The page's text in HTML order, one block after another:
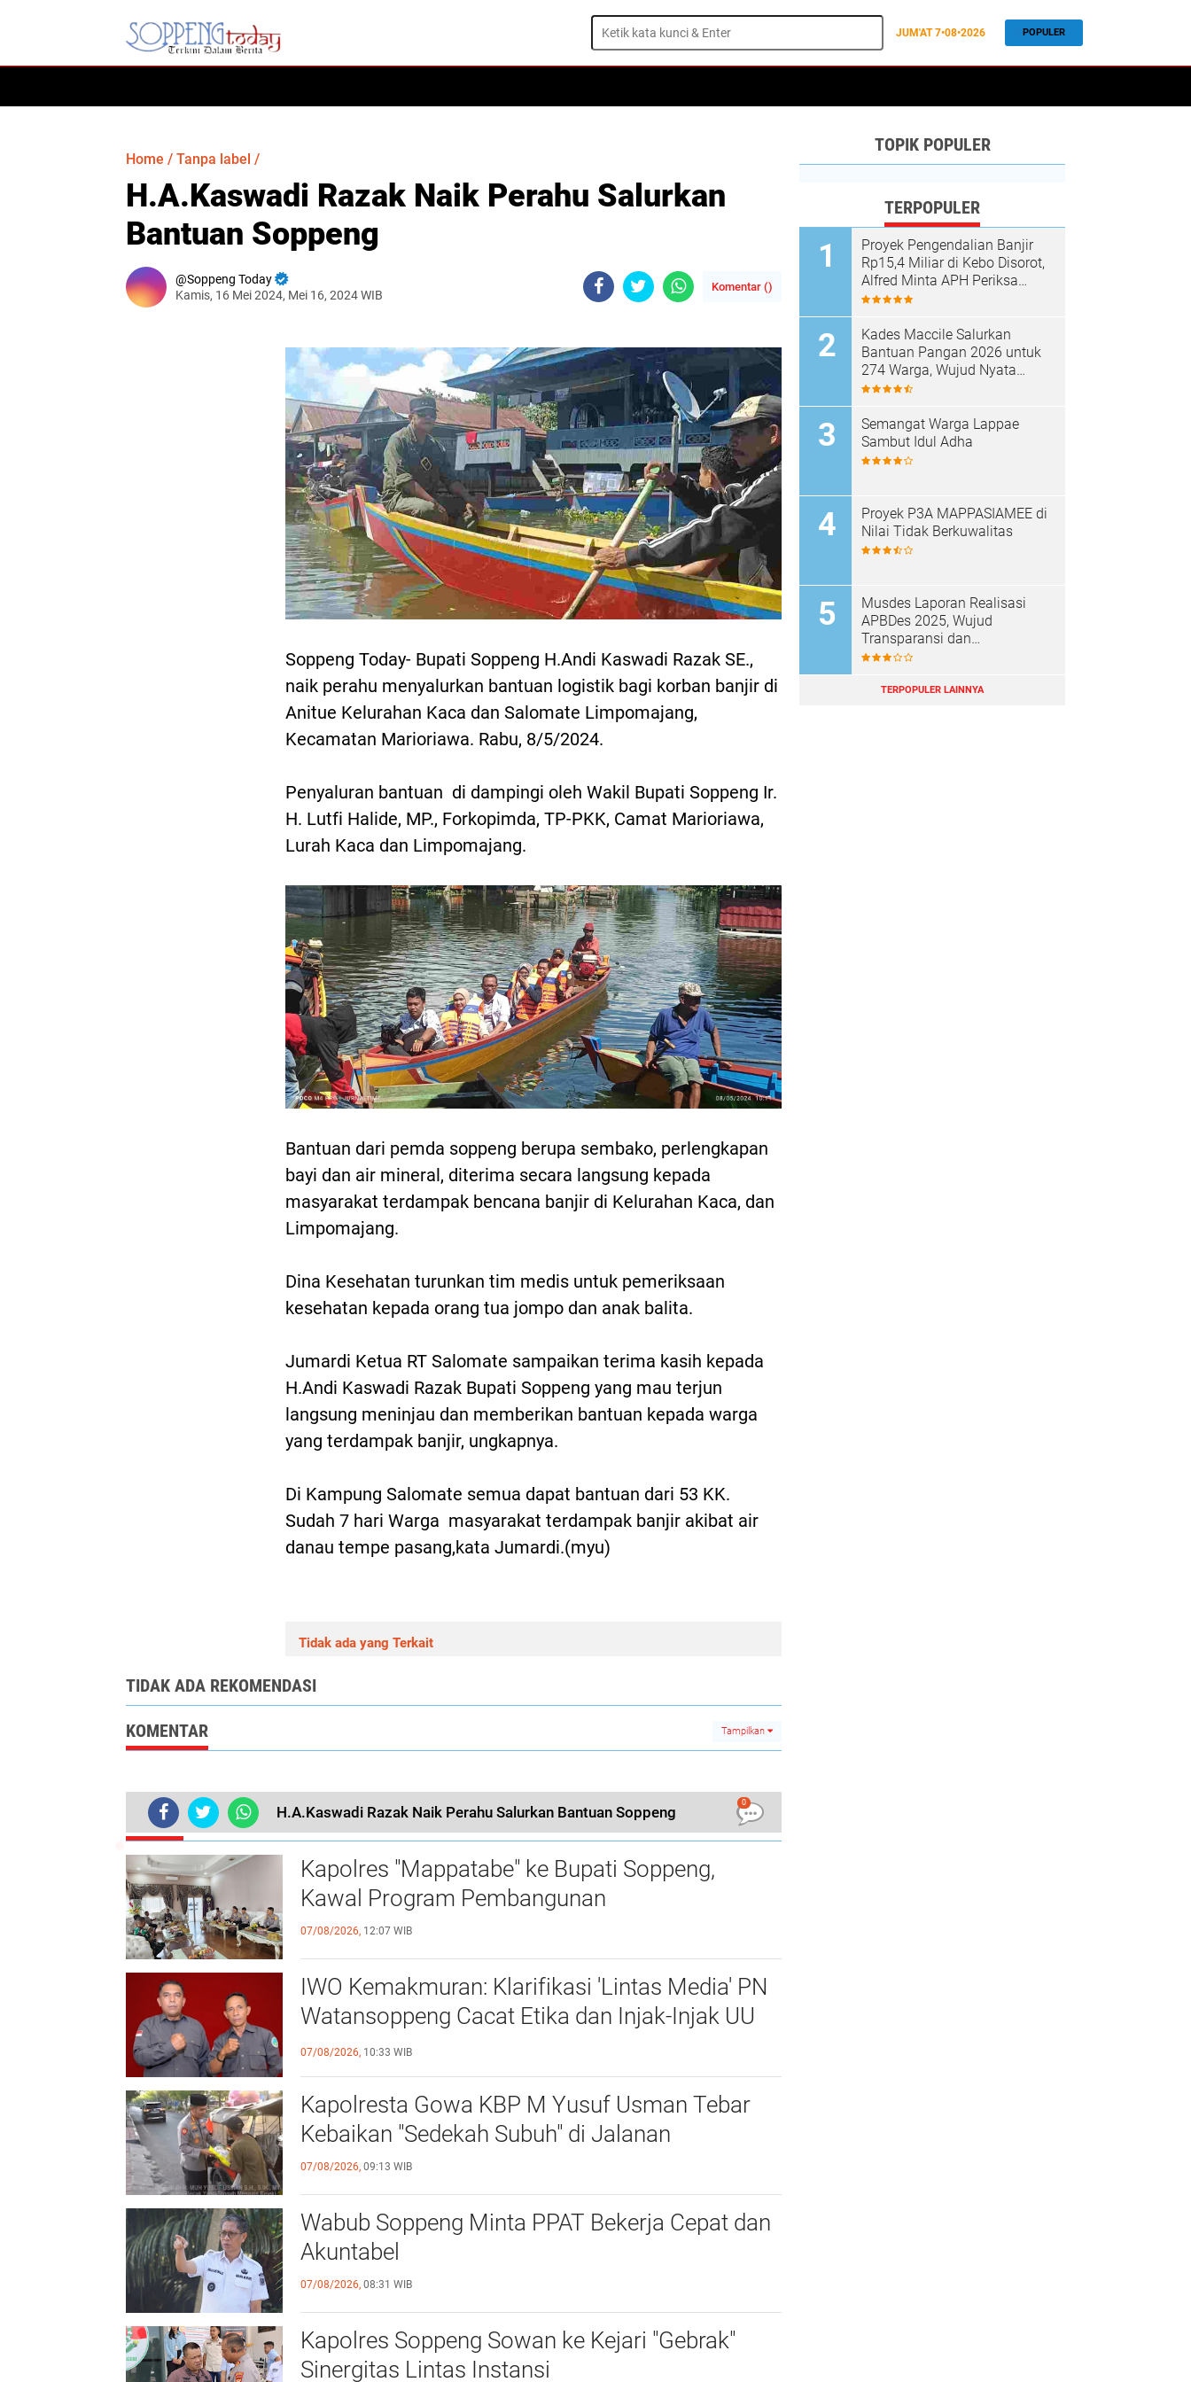
JUM'AT7•08•2026 POPULER
Home / Tanpa label /
H.A.Kaswadi Razak Naik Perahu Salurkan
Bantuan Soppeng
Soppeng Today
Kamis, 16 Mei 2024, Mei 16, 2024 WIB
Komentar ()
Soppeng Today- Bupati Soppeng H.Andi Kaswadi Razak SE.,
naik perahu menyalurkan bantuan logistik bagi korban banjir di
Anitue Kelurahan Kaca dan Salomate Limpomajang,
Kecamatan Marioriawa. Rabu, 8/5/2024.
Penyaluran bantuan di dampingi oleh Wakil Bupati Soppeng Ir.
H. Lutfi Halide, MP., Forkopimda, TP-PKK, Camat Marioriawa,
Lurah Kaca dan Limpomajang.
Bantuan dari pemda soppeng berupa sembako, perlengkapan
bayi dan air mineral, diterima secara langsung kepada
masyarakat terdampak bencana banjir di Kelurahan Kaca, dan
Limpomajang.
Dina Kesehatan turunkan tim medis untuk pemeriksaan
kesehatan kepada orang tua jompo dan anak balita.
Jumardi Ketua RT Salomate sampaikan terima kasih kepada
H.Andi Kaswadi Razak Bupati Soppeng yang mau terjun
langsung meninjau dan memberikan bantuan kepada warga
yang terdampak banjir, ungkapnya.
Di Kampung Salomate semua dapat bantuan dari 53 KK.
Sudah 7 hari Warga masyarakat terdampak banjir akibat air
danau tempe pasang,kata Jumardi.(myu)
Tidak ada yang Terkait
TIDAK ADA REKOMENDASI
KOMENTAR Tampilkan
H.A.Kaswadi Razak Naik Perahu Salurkan Bantuan Soppeng
0
TERKINI
Kapolres "Mappatabe" ke Bupati Soppeng,
Kawal Program Pembangunan ‎ ‎
07/08/2026, 12:07 WIB
IWO Kemakmuran: Klarifikasi 'Lintas Media' PN
Watansoppeng Cacat Etika dan Injak-Injak UU
Pers
07/08/2026, 10:33 WIB
Kapolresta Gowa KBP M Yusuf Usman Tebar
Kebaikan "Sedekah Subuh" di Jalanan ‎
07/08/2026, 09:13 WIB
Wabub Soppeng Minta PPAT Bekerja Cepat dan
Akuntabel ‎
07/08/2026, 08:31 WIB
Kapolres Soppeng Sowan ke Kejari "Gebrak"
Sinergitas Lintas Instansi ‎
TOPIK POPULER
TERPOPULER
Proyek Pengendalian Banjir
Rp15,4 Miliar di Kebo Disorot,
Alfred Minta APH Periksa
Dugaan Material Ilegal
Kades Maccile Salurkan
Bantuan Pangan 2026 untuk
274 Warga, Wujud Nyata
Kepedulian terhadap
Semangat Warga Lappae
Sambut Idul Adha
Proyek P3A MAPPASIAMEE di
Nilai Tidak Berkuwalitas
Musdes Laporan Realisasi
APBDes 2025, Wujud
Transparansi dan
Akuntabilitas Desa Parenring
TERPOPULER LAINNYA